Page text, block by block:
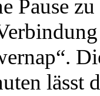
Pause
lässt